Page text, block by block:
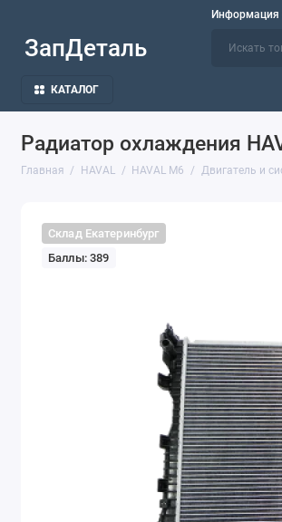
Информация
ЗапДеталь
КАТАЛОГ
Радиатор охлаждения
Главная HAVAL HAVAL M6 Двигатель и
Склад Екатеринбург
Баллы: 389